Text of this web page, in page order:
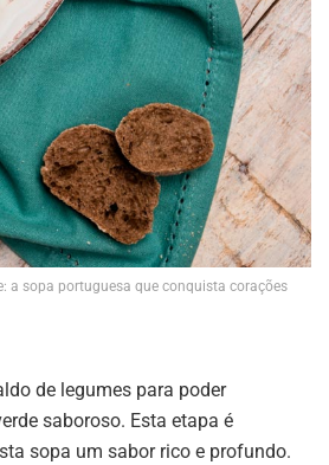
a sopa portuguesa que conquista corações
de legumes para poder
saboroso. Esta etapa é
sopa um sabor rico e profundo.